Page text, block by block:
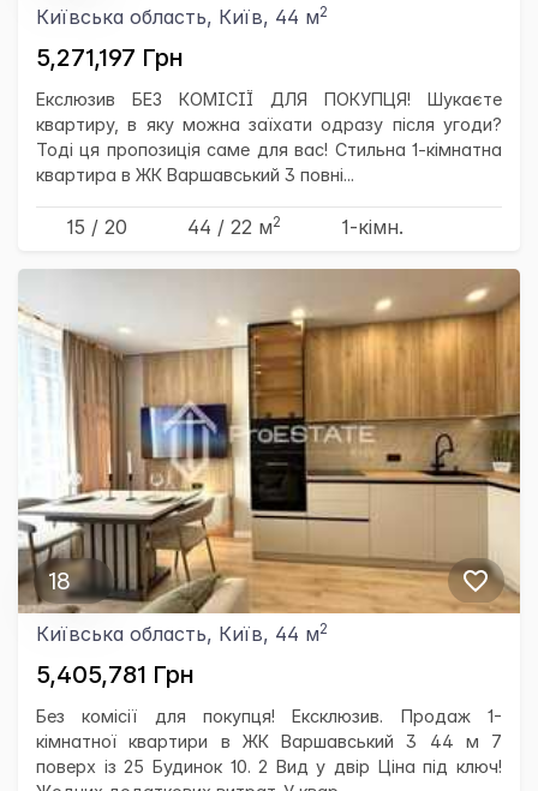
Київська область, Київ, 44 м2
5,271,197 Грн
Екслюзив БЕЗ КОМІСІЇ ДЛЯ ПОКУПЦЯ! Шукаєте
квартиру, в яку можна заїхати одразу після угоди?
Тоді ця пропозиція саме для вас! Стильна 1-кімнатна
квартира в ЖК Варшавський 3 повні...
15 / 20 44 / 22 м2 1-кімн.
18
Київська область, Київ, 44 м2
5,405,781 Грн
Без комісії для покупця! Ексклюзив. Продаж 1-
кімнатної квартири в ЖК Варшавський 3 44 м 7
поверх із 25 Будинок 10. 2 Вид у двір Ціна під ключ!